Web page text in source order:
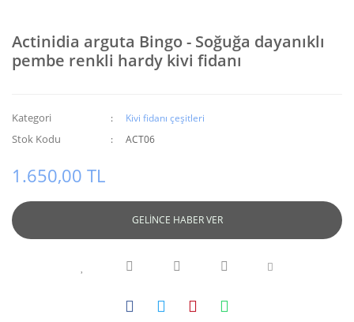
Actinidia arguta Bingo - Soğuğa dayanıklı
pembe renkli hardy kivi fidanı
Kategori Kivi fidanı çeşitleri
Stok Kodu ACT06
1.650,00 TL
GELİNCE HABER VER